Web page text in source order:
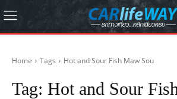
Home Tags Hot and Sour Fish Maw Sou
Tag: Hot and Sour